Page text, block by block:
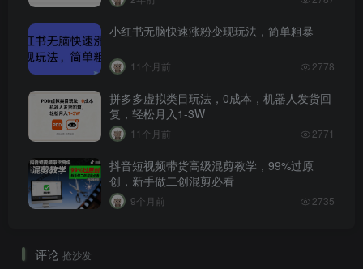
小红书无脑快速涨粉变现玩法，简单粗暴
11个月前 2778
拼多多虚拟类目玩法，0成本，机器人发货回
复，轻松月入1-3W
11个月前 2771
抖音短视频带货高级混剪教学，99%过原
创，新手做二创混剪必看
9个月前 2735
评论 抢沙发